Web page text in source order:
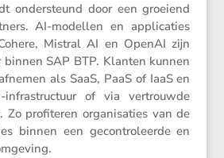
onder­steund door een groeiend
AI-modellen en appli­ca­ties
Mistral AI en OpenAI zijn
binnen SAP BTP. Klanten kunnen
als SaaS, PaaS of IaaS en
of via vertrouwde
Zo profi­teren organi­sa­ties van de
binnen een gecon­tro­leerde en